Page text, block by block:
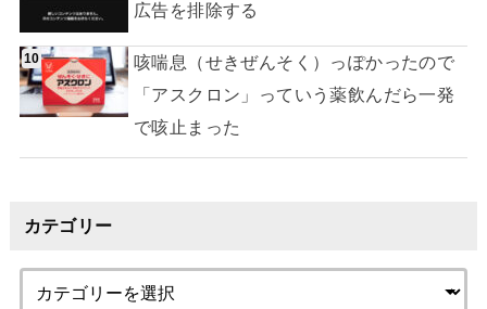
広告を排除する
咳喘息（せきぜんそく）っぽかったので
「アスクロン」っていう薬飲んだら一発
で咳止まった
カテゴリー